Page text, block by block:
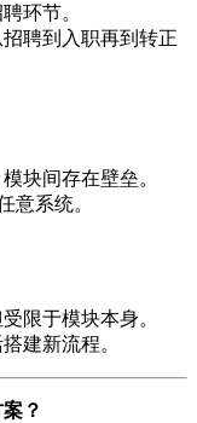
环节。
聘到入职再到转正
块间存在壁垒。
意系统。
限于模块本身。
建新流程。
？